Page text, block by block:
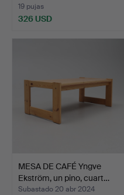
19 pujas
326 USD
MESA DE CAFÉ Yngve
Ekström, un pino, cuart…
Subastado 20 abr 2024